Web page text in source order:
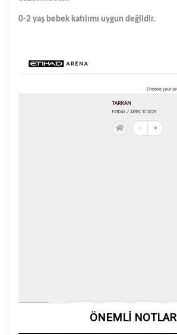
0-2 yaş bebek katılımı uygun değildir.
ÖNEMLİ NOTLAR